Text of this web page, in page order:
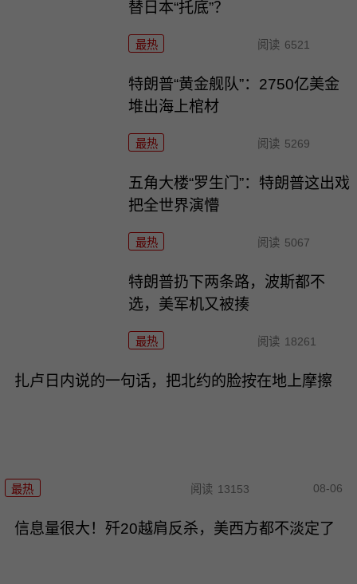
替日本“托底”？
最热 阅读 6521
特朗普“黄金舰队”：2750亿美金
堆出海上棺材
最热 阅读 5269
五角大楼“罗生门”：特朗普这出戏
把全世界演懵
最热 阅读 5067
特朗普扔下两条路，波斯都不
选，美军机又被揍
最热 阅读 18261
扎卢日内说的一句话，把北约的脸按在地上摩擦
最热 阅读 13153 08-06
信息量很大！歼20越肩反杀，美西方都不淡定了